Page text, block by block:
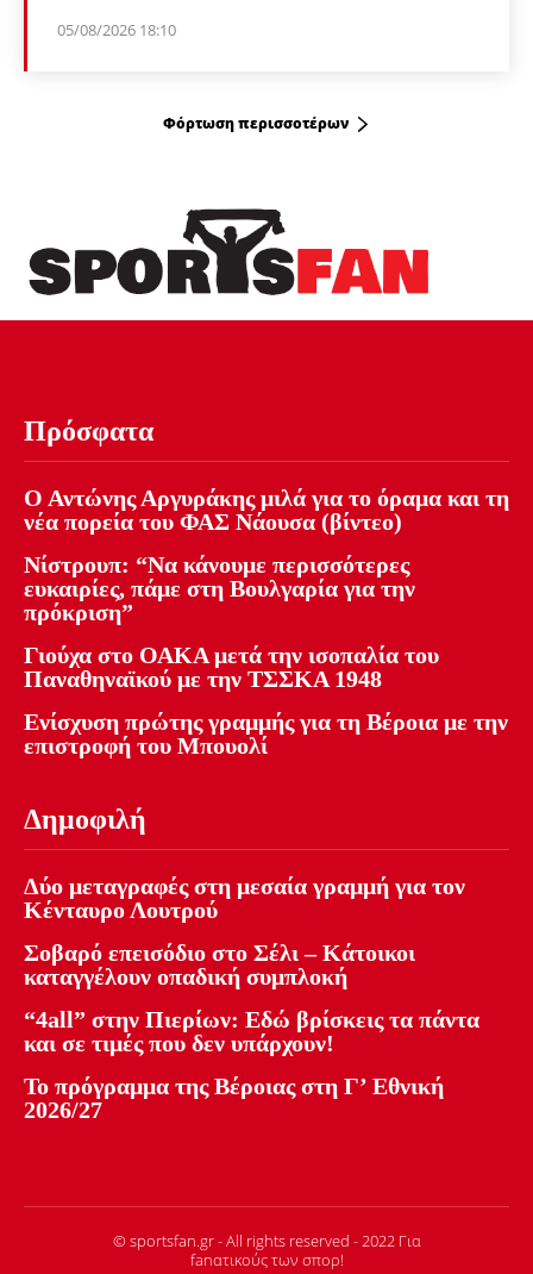
05/08/2026 18:10
Φόρτωση περισσοτέρων
Πρόσφατα
Ο Αντώνης Αργυράκης μιλά για το όραμα και τη
νέα πορεία του ΦΑΣ Νάουσα (βίντεο)
Νίστρουπ: “Να κάνουμε περισσότερες
ευκαιρίες, πάμε στη Βουλγαρία για την
πρόκριση”
Γιούχα στο ΟΑΚΑ μετά την ισοπαλία του
Παναθηναϊκού με την ΤΣΣΚΑ 1948
Ενίσχυση πρώτης γραμμής για τη Βέροια με την
επιστροφή του Μπουολί
Δημοφιλή
Δύο μεταγραφές στη μεσαία γραμμή για τον
Κένταυρο Λουτρού
Σοβαρό επεισόδιο στο Σέλι – Κάτοικοι
καταγγέλουν οπαδική συμπλοκή
“4all” στην Πιερίων: Εδώ βρίσκεις τα πάντα
και σε τιμές που δεν υπάρχουν!
Το πρόγραμμα της Βέροιας στη Γ’ Εθνική
2026/27
© sportsfan.gr - All rights reserved - 2022 Για
fanατικούς των σπορ!